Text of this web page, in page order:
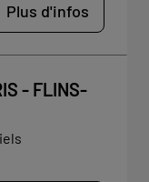
Plus d'infos
- FLINS-